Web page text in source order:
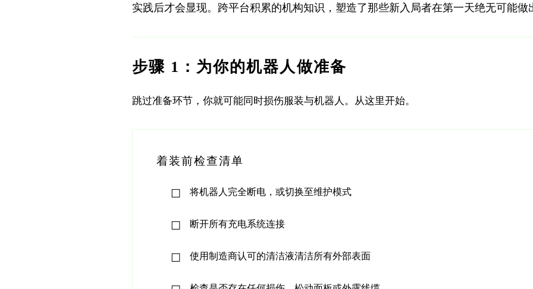
实践后才会显现。跨平台积累的机构知识，塑造了那些新入局者在第一天绝无可能做
步骤 1：为你的机器人做准备
跳过准备环节，你就可能同时损伤服装与机器人。从这里开始。
着装前检查清单
将机器人完全断电，或切换至维护模式
断开所有充电系统连接
使用制造商认可的清洁液清洁所有外部表面